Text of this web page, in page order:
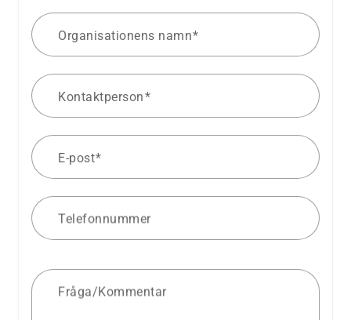
Organisationens namn
Kontaktperson
E-post
Telefonnummer
Fråga/Kommentar